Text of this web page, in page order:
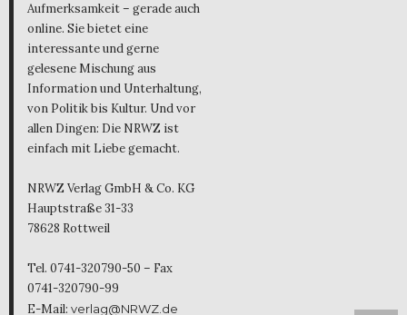
Aufmerksamkeit – gerade auch
online. Sie bietet eine
interessante und gerne
gelesene Mischung aus
Information und Unterhaltung,
von Politik bis Kultur. Und vor
allen Dingen: Die NRWZ ist
einfach mit Liebe gemacht.
NRWZ Verlag GmbH & Co. KG
Hauptstraße 31-33
78628 Rottweil
Tel. 0741-320790-50 – Fax
0741-320790-99
E-Mail: verlag@NRWZ.de